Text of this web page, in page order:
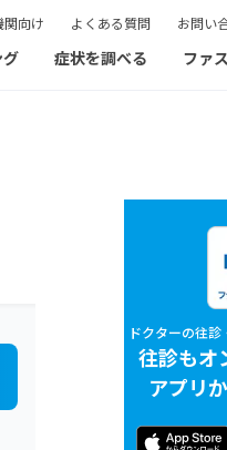
関向け よくある質問 お問い
症状を調べる ファ
ドクターの往
往診もオ
アプリ